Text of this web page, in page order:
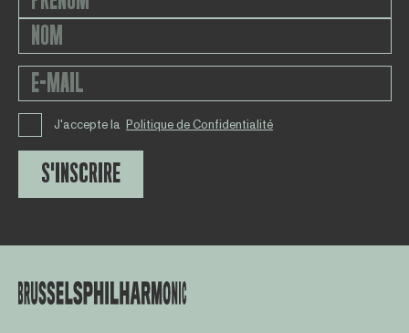
J'accepte la Politique de Confidentialité
S'INSCRIRE